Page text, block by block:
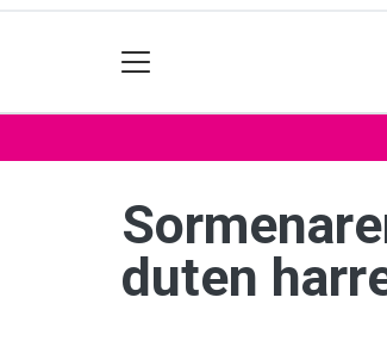
duten